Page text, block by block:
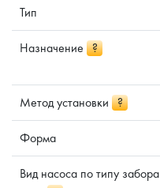
Тип
Назначение ?
Метод установки ?
Форма
Вид насоса по типу забора